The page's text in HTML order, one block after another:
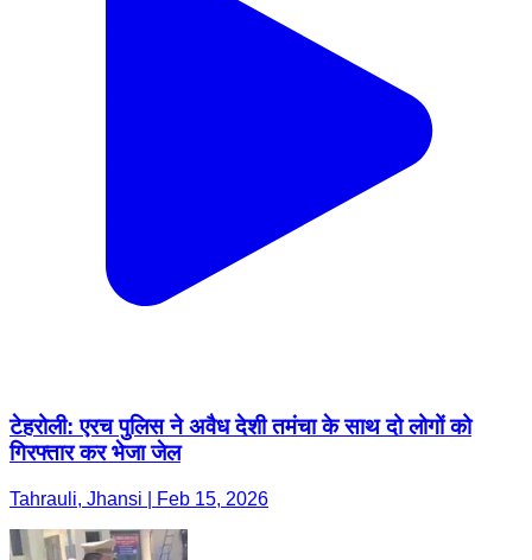
टेहरोली: एरच पुलिस ने अवैध देशी तमंचा के साथ दो लोगों को
गिरफ्तार कर भेजा जेल
Tahrauli, Jhansi | Feb 15, 2026